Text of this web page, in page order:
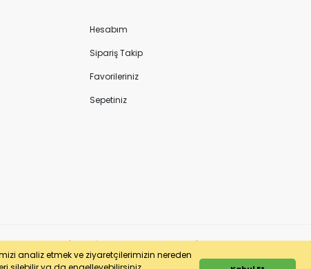
analiz etmek ve ziyaretçilerimizin nereden
Hesabım
Sipariş Takip
Favorileriniz
Sepetiniz
7220436611 | MERSİS No: 072204366100013 | Ticaret Sicil No: 586968-0